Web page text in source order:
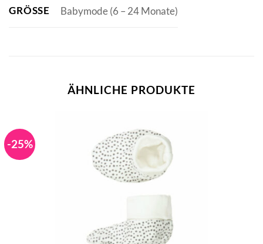
GRÖSSE Babymode (6 – 24 Monate)
ÄHNLICHE PRODUKTE
-25%